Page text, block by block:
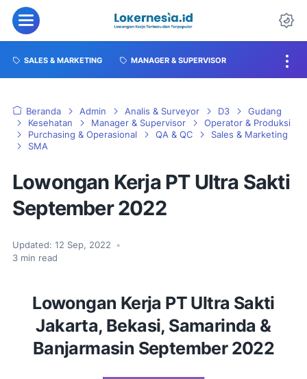
SALES & MARKETING MANAGER & SUPERVISOR
Beranda Admin Analis & Surveyor D3
Gudang
Kesehatan
Manager & Supervisor
Operator & Produksi
Purchasing & Operasional
QA & QC
Sales & Marketing
SMA
Lowongan Kerja PT Ultra Sakti
September 2022
Updated: 12 Sep, 2022
•
3 min read
Lowongan Kerja PT Ultra Sakti
Jakarta, Bekasi, Samarinda &
Banjarmasin September 2022